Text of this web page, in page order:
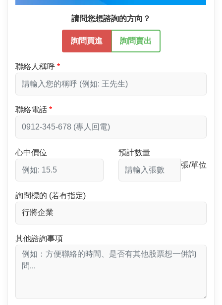
請問您想諮詢的方向？
詢問買進 詢問賣出
聯絡人稱呼
聯絡電話
心中價位
預計數量
張/單位
詢問標的 (若有指定)
其他諮詢事項